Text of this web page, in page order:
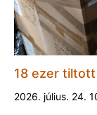
18 ezer
2026. július. 24.